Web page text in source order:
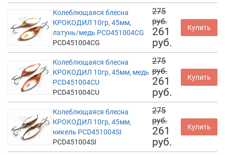
Колеблющаяся блесна
КРОКОДИЛ 10гр, 45мм,
латунь/медь PCD451004CG
PCD451004CG
275
руб.
261
руб.
Купить
Колеблющаяся блесна
КРОКОДИЛ 10гр, 45мм, медь
PCD451004CU
PCD451004CU
275
руб.
261
руб.
Купить
Колеблющаяся блесна
КРОКОДИЛ 10гр, 45мм,
никель PCD451004SI
PCD451004SI
275
руб.
261
руб.
Купить